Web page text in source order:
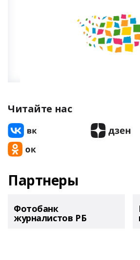
Читайте нас
Партнеры
Фотобанк
журналистов РБ